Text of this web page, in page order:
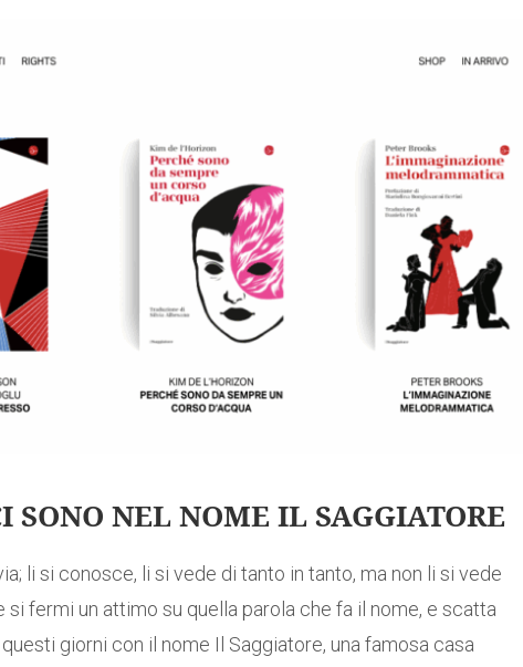
SONO NEL NOME IL SAGGIATORE
li si conosce, li si vede di tanto in tanto, ma non li si vede
fermi un attimo su quella parola che fa il nome, e scatta
giorni con il nome Il Saggiatore, una famosa casa